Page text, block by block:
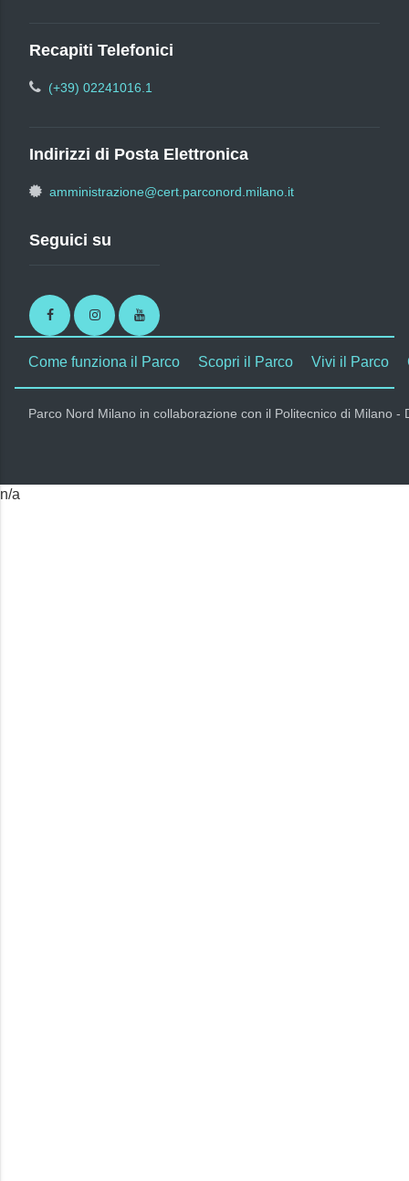
Recapiti Telefonici
(+39) 02241016.1
Indirizzi di Posta Elettronica
amministrazione@cert.parconord.milano.it
Seguici su
FacebookInstagramYoutube
Come funziona il Parco Scopri il Parco Vivi il Parco
Parco Nord Milano in collaborazione con il Politecnico di Milano
n/a